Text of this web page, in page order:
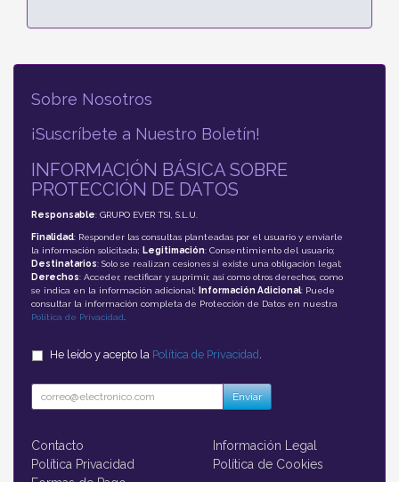
Sobre Nosotros
¡Suscríbete a Nuestro Boletín!
INFORMACIÓN BÁSICA SOBRE
PROTECCIÓN DE DATOS
Responsable: GRUPO EVER TSI, S.L.U.
Finalidad: Responder las consultas planteadas por el usuario y enviarle
la información solicitada; Legitimación: Consentimiento del usuario;
Destinatarios: Solo se realizan cesiones si existe una obligación legal;
Derechos: Acceder, rectificar y suprimir, así como otros derechos, como
se indica en la información adicional;
Información Adicional: Puede
consultar la información completa de Protección de Datos en nuestra
Política de Privacidad
He leído y acepto la Política de Privacidad
Enviar
Contacto
Información Legal
Política Privacidad
Política de Cookies